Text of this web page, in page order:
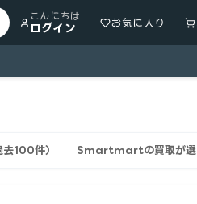
こんにちは
ログイン お気に入り
100件） Smartmartの買取が選